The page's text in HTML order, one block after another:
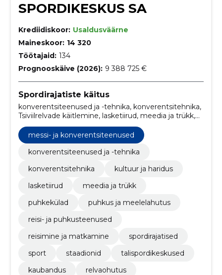
SPORDIKESKUS SA
Krediidiskoor: Usaldusväärne
Maineskoor: 14 320
Töötajaid: 134
Prognooskäive (2026): 9 388 725 €
Spordirajatiste käitus
konverentsiteenused ja -tehnika, konverentsitehnika,
Tsiviilrelvade käitlemine, lasketiirud, meedia ja trükk,
messi- ja konverentsiteenused, puhkekülad, sport,
reisi- ja puhkusteenused, reisimine ja matkamine
messi- ja konverentsiteenused
konverentsiteenused ja -tehnika
konverentsitehnika
kultuur ja haridus
lasketiirud
meedia ja trükk
puhkekülad
puhkus ja meelelahutus
reisi- ja puhkusteenused
reisimine ja matkamine
spordirajatised
sport
staadionid
talispordikeskused
kaubandus
relvaohutus